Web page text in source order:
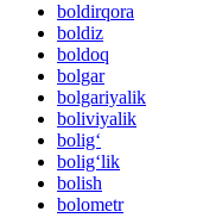
boldirqora
boldiz
boldoq
bolgar
bolgariyalik
boliviyalik
bolig‘
bolig‘lik
bolish
bolometr